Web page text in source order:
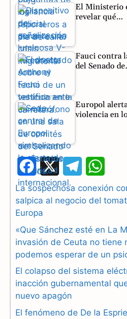
El Ministerio
revelar qué…
Fauci contra
del Senado
Europol
violencia en
F
a
c
b
o
o
k
e
l
g
r
a
h
a
s
A
p
La sospechosa conexión
salpica al negocio del
Europa
«Que Sánchez esté en La
invasión de Ceuta no tiene
podemos esperar de un
El colapso del sistema
inacción gubernamental
nuevo apagón
El fenómeno de De la